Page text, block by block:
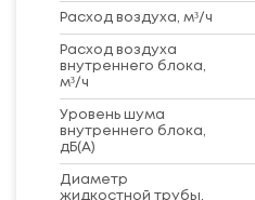
Расход воздуха, м³/ч
Расход воздуха
внутреннего блока,
м³/ч
Уровень шума
внутреннего блока,
дБ(А)
Диаметр
жидкостной трубы,